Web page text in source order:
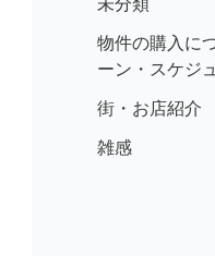
物件の購入に
ーン・スケジ
街・お店紹介
雑感